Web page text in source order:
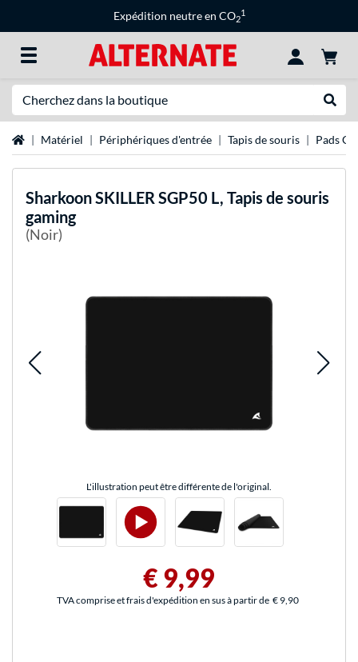
Expédition neutre en CO2
1
Page d'accueil
Matériel Périphériques d'entrée Tapis de souris Pads
SharkoonSKILLER SGP50 L, Tapis de souris
gaming
(Noir)
L'illustration peut être différente de l'original.
€ 9,99
TVA comprise et frais d'expédition en sus à partir de € 9,90